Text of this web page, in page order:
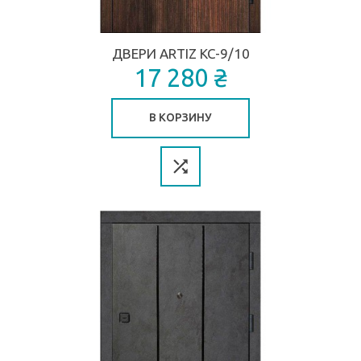
ДВЕРИ ARTIZ КС-9/10
17 280 ₴
В КОРЗИНУ